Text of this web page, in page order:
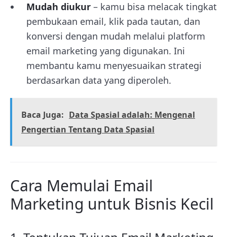
Mudah diukur – kamu bisa melacak tingkat
pembukaan email, klik pada tautan, dan
konversi dengan mudah melalui platform
email marketing yang digunakan. Ini
membantu kamu menyesuaikan strategi
berdasarkan data yang diperoleh.
Baca Juga: Data Spasial adalah: Mengenal
Pengertian Tentang Data Spasial
Cara Memulai Email
Marketing untuk Bisnis Kecil